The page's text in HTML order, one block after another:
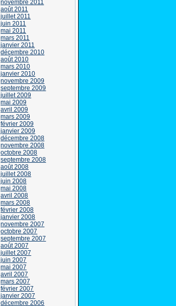
novembre 2011
août 2011
juillet 2011
juin 2011
mai 2011
mars 2011
janvier 2011
décembre 2010
août 2010
mars 2010
janvier 2010
novembre 2009
septembre 2009
juillet 2009
mai 2009
avril 2009
mars 2009
février 2009
janvier 2009
décembre 2008
novembre 2008
octobre 2008
septembre 2008
août 2008
juillet 2008
juin 2008
mai 2008
avril 2008
mars 2008
février 2008
janvier 2008
novembre 2007
octobre 2007
septembre 2007
août 2007
juillet 2007
juin 2007
mai 2007
avril 2007
mars 2007
février 2007
janvier 2007
décembre 2006